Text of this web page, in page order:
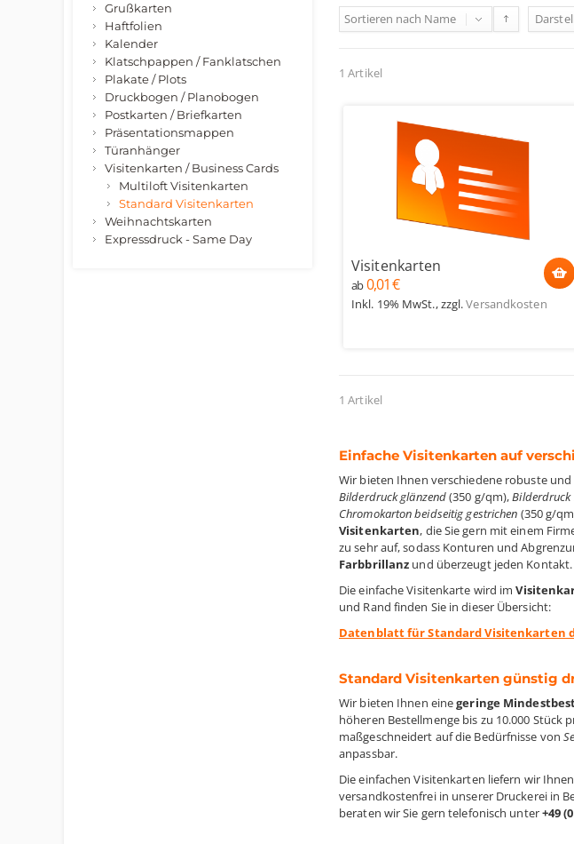
Sortieren nach Name
1 Artikel
Visitenkarten
ab 0,01 €
Inkl. 19% MwSt.,zzgl.Versandkosten
1 Artikel
Einfache Visitenkarten auf
Wir bieten Ihnen verschiedene robuste
Bilderdruck glänzend(350 g/qm),Bilderdruck
Chromokarton beidseitig gestrichen (350 g/
Visitenkarten, die Sie gern mit einem
zu sehr auf, sodass Konturen und
Farbbrillanz und überzeugt jeden Kontakt.
Die einfache Visitenkarte wird im
und Rand finden Sie in dieser Übersicht:
Datenblatt für Standard Visitenkarten
Standard Visitenkarten günstig
Wir bieten Ihnen einegeringe
höheren Bestellmenge bis zu 10.000
maßgeschneidert auf die Bedürfnisse von
anpassbar.
Die einfachen Visitenkarten liefern wir Ihnen
versandkostenfrei in unserer Druckerei in
beraten wir Sie gern telefonisch unter+49
Grußkarten
Haftfolien
Kalender
Klatschpappen / Fanklatschen
Plakate / Plots
Druckbogen / Planobogen
Postkarten / Briefkarten
Präsentationsmappen
Türanhänger
Visitenkarten / Business Cards
Multiloft Visitenkarten
Standard Visitenkarten
Weihnachtskarten
Expressdruck - Same Day